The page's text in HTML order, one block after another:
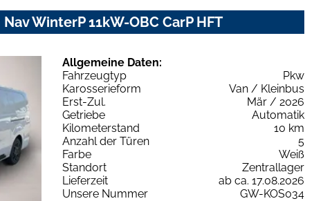
WinterP 11kW-OBC CarP HFT
Allgemeine Daten:
Fahrzeugtyp
Pkw
Karosserieform
Van / Kleinbus
Erst-Zul.
Mär / 2026
Getriebe
Automatik
Kilometerstand
10 km
Anzahl der Türen
5
Farbe
Weiß
Standort
Zentrallager
Lieferzeit
ab ca. 17.08.2026
Unsere Nummer
GW-KOS034